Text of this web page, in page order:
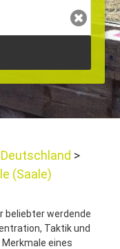
Deutschland
(Saale)
beliebter werdende
Taktik und
eines